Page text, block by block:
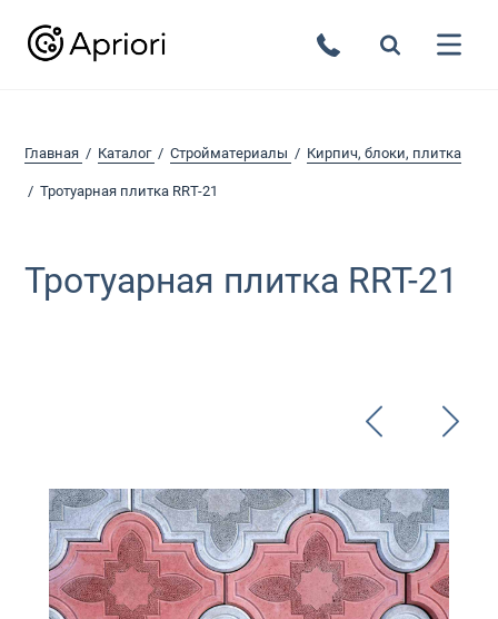
Главная Каталог Стройматериалы Кирпич, блоки, плитка
Тротуарная плитка RRT-21
Тротуарная плитка RRT-21